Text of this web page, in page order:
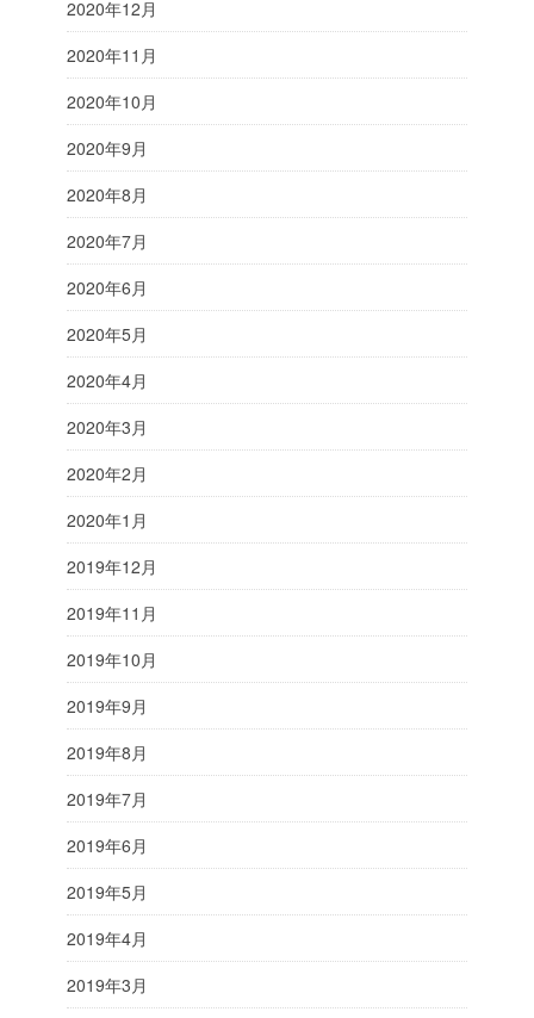
2020年12月
2020年11月
2020年10月
2020年9月
2020年8月
2020年7月
2020年6月
2020年5月
2020年4月
2020年3月
2020年2月
2020年1月
2019年12月
2019年11月
2019年10月
2019年9月
2019年8月
2019年7月
2019年6月
2019年5月
2019年4月
2019年3月